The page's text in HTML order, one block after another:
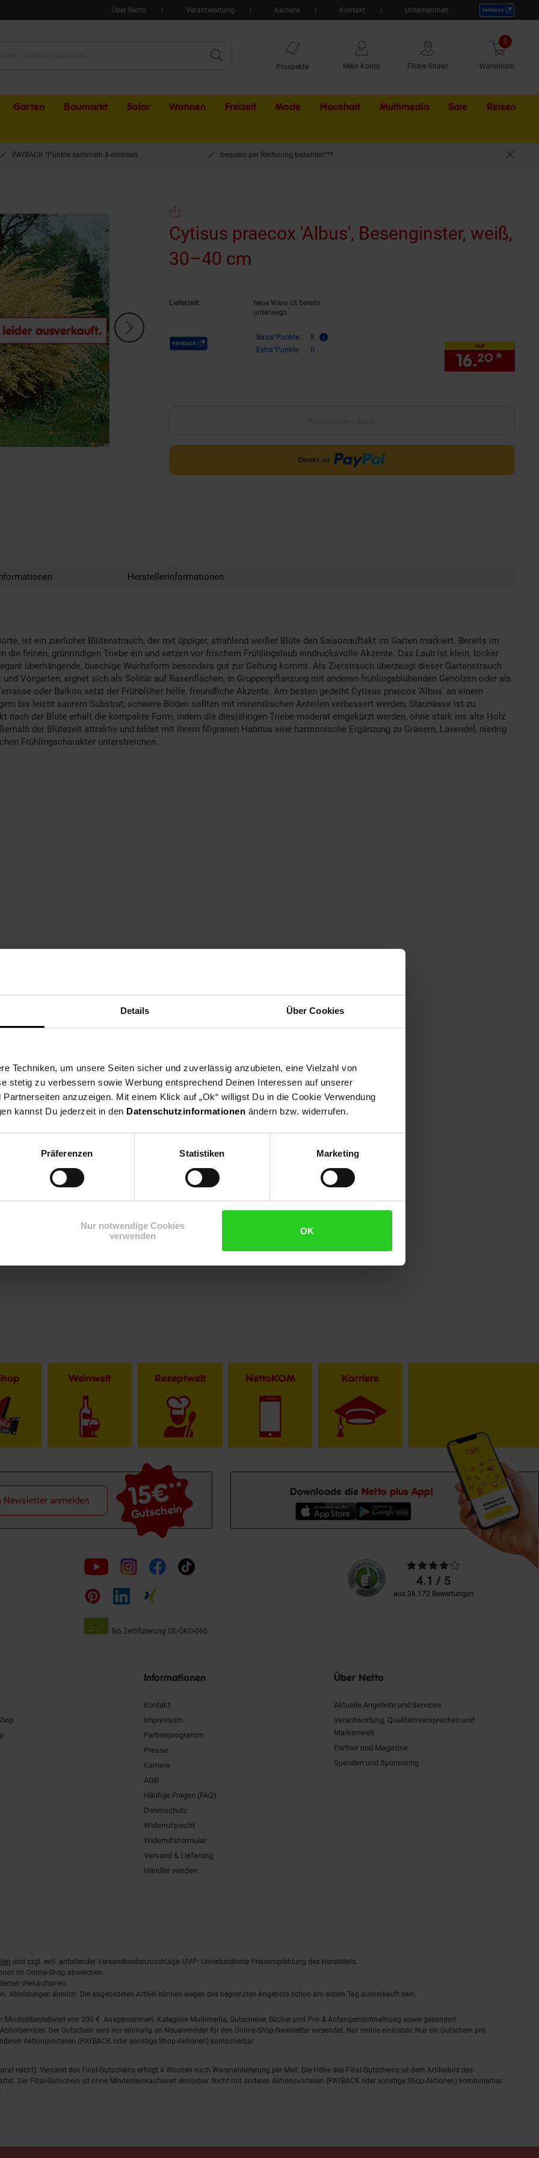
Details Über Cookies
Techniken, um unsere Seiten sicher und zuverlässig anzubieten, eine Vielzahl von
stetig zu verbessern sowie Werbung entsprechend Deinen Interessen auf unserer
anzuzeigen. Mit einem Klick auf „Ok“ willigst Du in die Cookie Verwendung
kannst Du jederzeit in den Datenschutzinformationen ändern bzw. widerrufen.
Präferenzen Statistiken Marketing
Nur notwendige Cookies
verwenden
OK
Über Netto Verantwortung Karriere Kontakt Unternehmen
Prospekte Mein Konto Filiale finden Warenkorb
0 Artikel
Garten Baumarkt Solar Wohnen Freizeit Mode Haushalt Multimedia Sale Externer
Reisen
PAYBACK °Punkte sammeln & einlösen bequem per Rechnung bezahlen***
Cytisus praecox 'Albus', Besenginster, weiß,
30–40 cm
Lieferzeit:
neue Ware ist bereits
unterwegs
Payback Punkte Basis°Punkte:
8
Extra°Punkte:
0 nur
16.20 *
Herstellerinformationen
ist ein zierlicher Blütenstrauch, der mit üppiger, strahlend weißer Blüte den Saisonauftakt im Garten markiert. Bereits im
die feinen, grünrindigen Triebe ein und setzen vor frischem Frühlingslaub eindrucksvolle Akzente. Das Laub ist klein, locker
überhängende, buschige Wuchsform besonders gut zur Geltung kommt. Als Zierstrauch überzeugt dieser Gartenstrauch
Vorgarten, eignet sich als Solitär auf Rasenflächen, in Gruppenpflanzung mit anderen frühlingsblühenden Gehölzen oder als
oder Balkon setzt der Frühblüher helle, freundliche Akzente. Am besten gedeiht Cytisus praecox ‘Albus’ an einem
bis leicht saurem Substrat; schwere Böden sollten mit mineralischen Anteilen verbessert werden, Staunässe ist zu
nach der Blüte erhält die kompakte Form, indem die diesjährigen Triebe moderat eingekürzt werden, ohne stark ins alte Holz
der Blütezeit attraktiv und bildet mit ihrem filigranen Habitus eine harmonische Ergänzung zu Gräsern, Lavendel, niedrig
Frühlingscharakter unterstreichen.
Hangbepflanzung
Weinwelt Rezeptwelt NettoKOM Karriere
15€**
Gutschein
Newsletter anmelden
Downloade die Netto plus App!
Folge
uns
auf
Bio Zertifizierung DE-ÖKO-060
Unsere
Kundenbewertungen
Durchschnittliche
Bewertungen4.1 / 5
aus 36.172 Bewertungen
Informationen
Kontakt
Impressum
Partnerprogramm
Presse
Karriere
AGB
Häufige Fragen (FAQ)
Datenschutz
Widerrufsrecht
Widerrufsformular
Versand & Lieferung
Händler werden
Über Netto
Aktuelle Angebote und Services
Verantwortung, Qualitätsversprechen und
Markenwelt
Partner und Magazine
Spenden und Sponsoring
und zzgl. evtl. anfallender Versandkostenzuschläge. UVP: Unverbindliche Preisempfehlung des Herstellers.
im Online-Shop abweichen.
Verkaufspreis.
Abbildungen ähnlich. Die abgebildeten Artikel können wegen des begrenzten Angebots schon am ersten Tag ausverkauft sein.
von 200 €. Ausgenommen: Kategorie Multimedia, Gutscheine, Bücher und Pre- & Anfangsmilchnahrung sowie gesondert
Der Gutschein wird nur einmalig an Neuanmelder für den Online-Shop-Newsletter versendet. Nur online einlösbar. Nur ein Gutschein pro
Aktionsvorteilen (PAYBACK oder sonstige Shop-Aktionen) kombinierbar.
reicht). Versand des Filial-Gutscheins erfolgt 4 Wochen nach Warenanlieferung per Mail. Die Höhe des Filial-Gutscheins ist dem Artikelbild des
Der Filial-Gutschein ist ohne Mindesteinkaufswert einlösbar. Nicht mit anderen Aktionsvorteilen (PAYBACK oder sonstige Shop-Aktionen) kombinierbar.
Marken-Discount Stiftung & Co. KG |Kontakt|Datenschutz|Impressum